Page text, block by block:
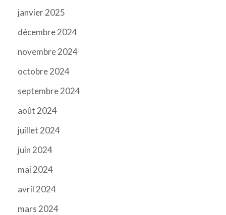
janvier 2025
décembre 2024
novembre 2024
octobre 2024
septembre 2024
août 2024
juillet 2024
juin 2024
mai 2024
avril 2024
mars 2024